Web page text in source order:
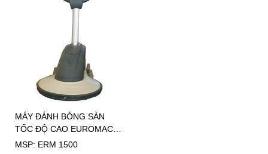
MÁY ĐÁNH BÓNG SÀN
TỐC ĐỘ CAO EUROMAC
ERM 1500
MSP: ERM 1500